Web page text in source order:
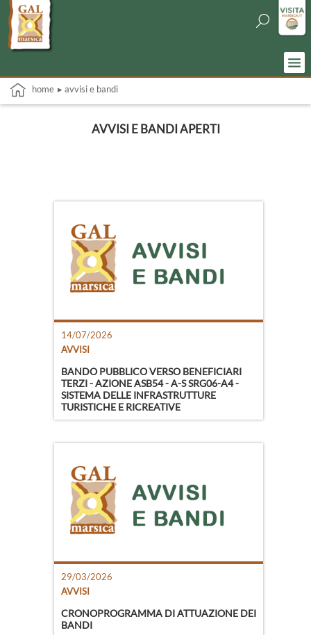
home ▸ avvisi e bandi
AVVISI E BANDI APERTI
14/07/2026
AVVISI
BANDO PUBBLICO VERSO BENEFICIARI
TERZI - AZIONE ASB54 - A-S SRG06-A4 -
SISTEMA DELLE INFRASTRUTTURE
TURISTICHE E RICREATIVE
29/03/2026
AVVISI
CRONOPROGRAMMA DI ATTUAZIONE DEI
BANDI